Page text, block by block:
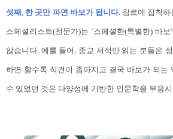
셋째, 한 곳만 파면 바보가 됩니다. 장르에 집착
스페셜리스트(전문가)는 `스페셜한(특별한) 바
않습니다. 예를 들어, 종교 서적만 읽는 분들은
하면 할수록 식견이 좁아지고 결국 바보가 되
수 있었던 것은 다양성에 기반한 인문학을 부응